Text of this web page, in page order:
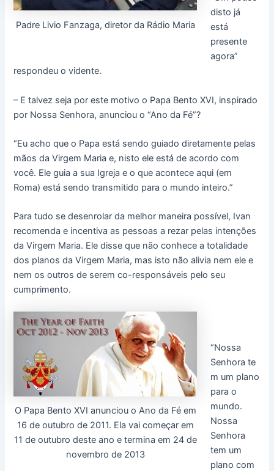
Padre Livio Fanzaga, diretor da Rádio Maria
disto já
está
presente
agora”
respondeu o vidente.
– E talvez seja por este motivo o Papa Bento XVI, inspirado
por Nossa Senhora, anunciou o “Ano da Fé”?
“Eu acho que o Papa está sendo guiado diretamente pelas
mãos da Virgem Maria e, nisto ele está de acordo com
você. Ele guia a sua Igreja e o que acontece aqui (em
Roma) está sendo transmitido para o mundo inteiro.”
Para tudo se desenrolar da melhor maneira possível, Ivan
recomenda e incentiva as pessoas a rezar pelas intenções
da Virgem Maria. Ele disse que não conhece a totalidade
dos planos da Virgem Maria, mas isto não alivia nem ele e
nem os outros de serem co-responsáveis pelo seu
cumprimento.
O Papa Bento XVI anunciou o Ano da Fé em
16 de outubro de 2011. Ela vai começar em
11 de outubro deste ano e termina em 24 de
novembro de 2013
“Nossa
Senhora te
m um plano
para o
mundo.
Nossa
Senhora
tem um
plano com